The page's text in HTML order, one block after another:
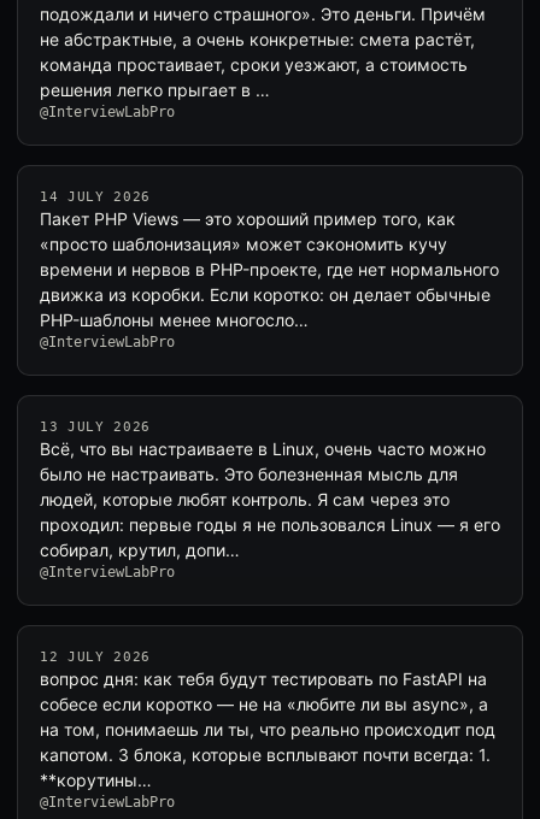
подождали и ничего страшного». Это деньги. Причём
не абстрактные, а очень конкретные: смета растёт,
команда простаивает, сроки уезжают, а стоимость
решения легко прыгает в …
@InterviewLabPro
14 JULY 2026
Пакет PHP Views — это хороший пример того, как
«просто шаблонизация» может сэкономить кучу
времени и нервов в PHP-проекте, где нет нормального
движка из коробки. Если коротко: он делает обычные
PHP-шаблоны менее многосло…
@InterviewLabPro
13 JULY 2026
Всё, что вы настраиваете в Linux, очень часто можно
было не настраивать. Это болезненная мысль для
людей, которые любят контроль. Я сам через это
проходил: первые годы я не пользовался Linux — я его
собирал, крутил, допи…
@InterviewLabPro
12 JULY 2026
вопрос дня: как тебя будут тестировать по FastAPI на
собесе если коротко — не на «любите ли вы async», а
на том, понимаешь ли ты, что реально происходит под
капотом. 3 блока, которые всплывают почти всегда: 1.
**корутины…
@InterviewLabPro